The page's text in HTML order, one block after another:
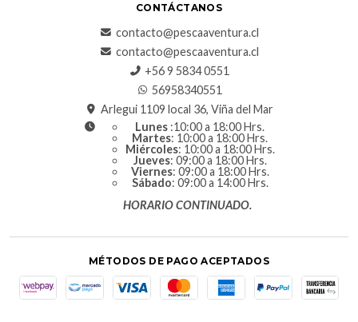
CONTÁCTANOS
contacto@pescaaventura.cl
contacto@pescaaventura.cl
+56 9 5834 0551
56958340551
Arlegui 1109 local 36, Viña del Mar
Lunes :10:00 a 18:00 Hrs.
Martes: 10:00 a 18:00 Hrs.
Miércoles: 10:00 a 18:00 Hrs.
Jueves: 09:00 a 18:00 Hrs.
Viernes: 09:00 a 18:00 Hrs.
Sábado: 09:00 a 14:00 Hrs.
HORARIO CONTINUADO.
MÉTODOS DE PAGO ACEPTADOS